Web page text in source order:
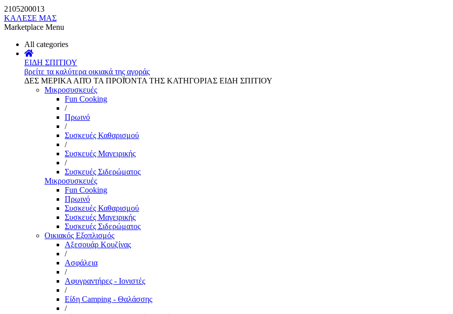
2105200013
ΚΑΛΕΣΕ ΜΑΣ
Marketplace Menu
All categories
ΕΙΔΗ ΣΠΙΤΙΟΥ
βρείτε τα καλύτερα οικιακά της αγοράς
ΔΕΣ ΜΕΡΙΚΑ ΑΠΌ ΤΑ ΠΡΟΪΌΝΤΑ ΤΗΣ ΚΑΤΗΓΟΡΙΑΣ ΕΙΔΗ ΣΠΙΤΙΟΥ
Μικροσυσκευές
Fun Cooking
/
Πρωινό
/
Συσκευές Καθαρισμού
/
Συσκευές Μαγειρικής
/
Συσκευές Σιδερώματος
Μικροσυσκευές
Fun Cooking
Πρωινό
Συσκευές Καθαρισμού
Συσκευές Μαγειρικής
Συσκευές Σιδερώματος
Οικιακός Εξοπλισμός
Αξεσουάρ Κουζίνας
/
Ασφάλεια
/
Αφυγραντήρες - Ιονιστές
/
Είδη Camping - Θαλάσσης
/